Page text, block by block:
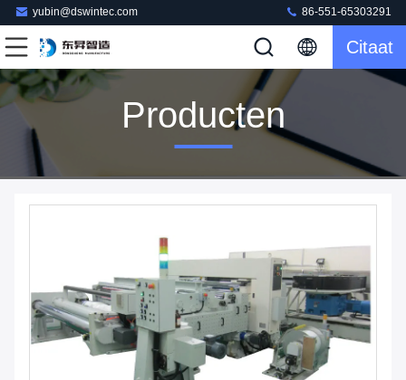
yubin@dswintec.com 86-551-65303291
Citaat
Producten